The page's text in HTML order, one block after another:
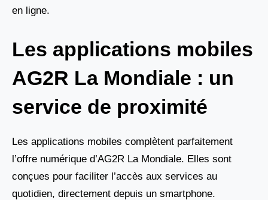
en ligne.
Les applications mobiles
AG2R La Mondiale : un
service de proximité
Les applications mobiles complètent parfaitement
l’offre numérique d’AG2R La Mondiale. Elles sont
conçues pour faciliter l’accès aux services au
quotidien, directement depuis un smartphone.